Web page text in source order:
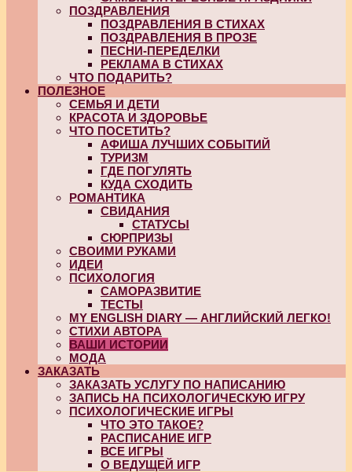
ПОЗДРАВЛЕНИЯ
ПОЗДРАВЛЕНИЯ В СТИХАХ
ПОЗДРАВЛЕНИЯ В ПРОЗЕ
ПЕСНИ-ПЕРЕДЕЛКИ
РЕКЛАМА В СТИХАХ
ЧТО ПОДАРИТЬ?
ПОЛЕЗНОЕ
СЕМЬЯ И ДЕТИ
КРАСОТА И ЗДОРОВЬЕ
ЧТО ПОСЕТИТЬ?
АФИША ЛУЧШИХ СОБЫТИЙ
ТУРИЗМ
ГДЕ ПОГУЛЯТЬ
КУДА СХОДИТЬ
РОМАНТИКА
СВИДАНИЯ
СТАТУСЫ
СЮРПРИЗЫ
СВОИМИ РУКАМИ
ИДЕИ
ПСИХОЛОГИЯ
САМОРАЗВИТИЕ
ТЕСТЫ
MY ENGLISH DIARY — АНГЛИЙСКИЙ ЛЕГКО!
СТИХИ АВТОРА
ВАШИ ИСТОРИИ
МОДА
ЗАКАЗАТЬ
ЗАКАЗАТЬ УСЛУГУ ПО НАПИСАНИЮ
ЗАПИСЬ НА ПСИХОЛОГИЧЕСКУЮ ИГРУ
ПСИХОЛОГИЧЕСКИЕ ИГРЫ
ЧТО ЭТО ТАКОЕ?
РАСПИСАНИЕ ИГР
ВСЕ ИГРЫ
О ВЕДУЩЕЙ ИГР